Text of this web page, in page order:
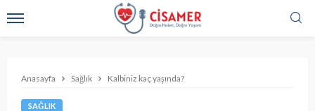
Anasayfa Sağlık Kalbiniz kaç yaşında?
SAĞLIK